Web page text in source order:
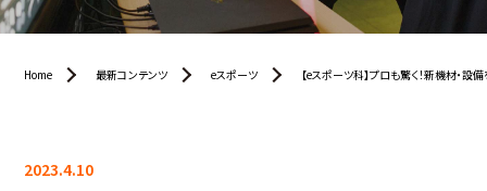
Home 最新コンテンツ eスポーツ 【eスポーツ科】プロも驚く！新機材・設
2023.4.10